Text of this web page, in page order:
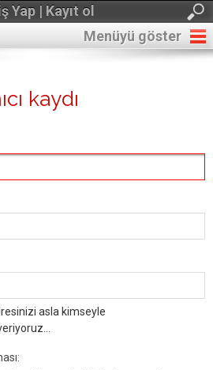
Yap | Kayıt ol
Menüyü göster
kaydı
asla kimseyle